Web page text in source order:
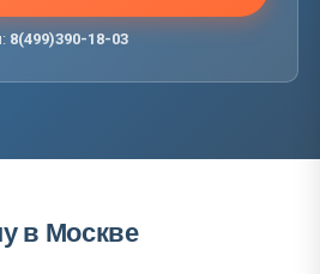
8(499)390-18-03
в Москве